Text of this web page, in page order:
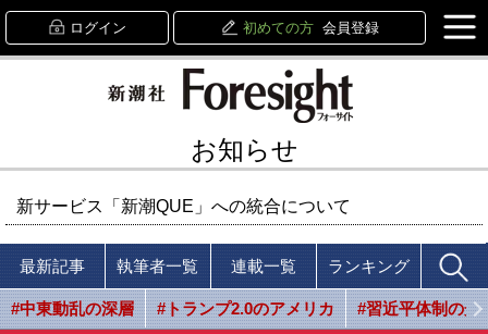
ログイン 初めての方 会員登録
お知らせ
新サービス「新潮QUE」への統合について
最新記事 執筆者一覧 連載一覧 ランキング
#中東動乱の深層 #トランプ2.0のアメリカ #習近平体制の光